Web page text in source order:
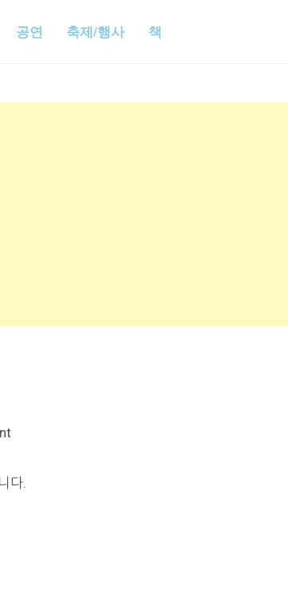
공연 축제/행사 책
다.